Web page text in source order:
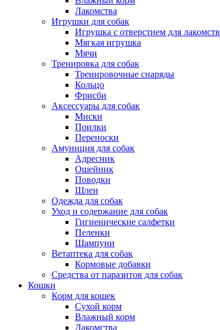
Лакомства
Игрушки для собак
Игрушка с отверстием для лакомств
Мягкая игрушка
Мячи
Тренировка для собак
Тренировочные снаряды
Кольцо
Фрисби
Аксессуары для собак
Миски
Поилки
Переноски
Амуниция для собак
Адресник
Ошейник
Поводки
Шлеи
Одежда для собак
Уход и содержание для собак
Гигиенические салфетки
Пеленки
Шампуни
Ветаптека для собак
Кормовые добавки
Средства от паразитов для собак
Кошки
Корм для кошек
Сухой корм
Влажный корм
Лакомства